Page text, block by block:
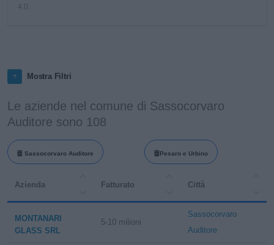
Mostra Filtri
Le aziende nel comune di Sassocorvaro
Auditore sono 108
Sassocorvaro Auditore Pesaro e Urbino
Azienda Fatturato Città
MONTANARI
GLASS SRL
5-10 milioni
Sassocorvaro
Auditore